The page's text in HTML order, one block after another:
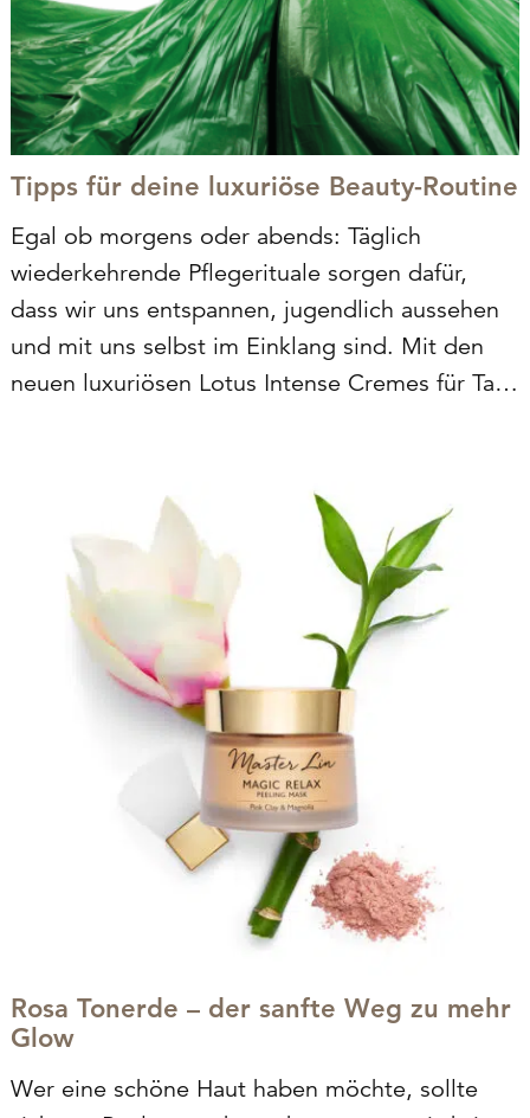
Tipps für deine luxuriöse Beauty-Routine
Egal ob morgens oder abends: Täglich
wiederkehrende Pflegerituale sorgen dafür,
dass wir uns entspannen, jugendlich aussehen
und mit uns selbst im Einklang sind. Mit den
neuen luxuriösen Lotus Intense Cremes für Tag
beginnen und beenden wir den…
Rosa Tonerde – der sanfte Weg zu mehr
Glow
Wer eine schöne Haut haben möchte, sollte